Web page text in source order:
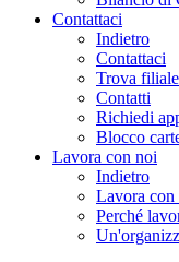
Contattaci
Indietro
Contattaci
Trova filiale
Contatti
Richiedi
Blocco
Lavora con noi
Indietro
Lavora con
Perché